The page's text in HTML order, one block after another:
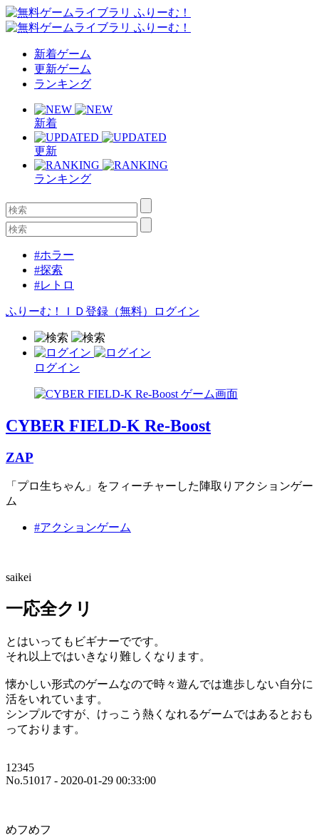
新着ゲーム
更新ゲーム
ランキング
新着
更新
ランキング
#ホラー
#探索
#レトロ
ふりーむ！ＩＤ登録（無料） ログイン
ログイン
CYBER FIELD-K Re-Boost
ZAP
「プロ生ちゃん」をフィーチャーした陣取りアクションゲー
ム
#アクションゲーム
saikei
一応全クリ
とはいってもビギナーでです。
それ以上ではいきなり難しくなります。
懐かしい形式のゲームなので時々遊んでは進歩しない自分に
活をいれています。
シンプルですが、けっこう熱くなれるゲームではあるとおも
っております。
12345
No.51017 - 2020-01-29 00:33:00
めフめフ